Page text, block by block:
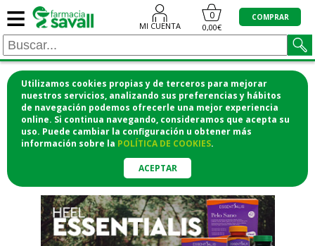
Utilizamos cookies propias y de terceros para mejorar
nuestros servicios, analizando sus preferencias y hábitos
de navegación podemos ofrecerle una mejor experiencia
online. Si continua navegando, consideramos que acepta su
uso. Puede cambiar la configuración u obtener más
información sobre la POLÍTICA DE COOKIES.
ACEPTAR
≡ MI CUENTA
0
0,00€
COMPRAR
¡COMPRA CÓMODAMENTE
DESDE CASA Y RECOGE EN LA
FARMACIA!o si lo prefieres te lo mandamos
a casa